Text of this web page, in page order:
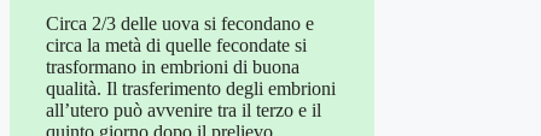
Circa 2/3 delle uova si fecondano e
circa la metà di quelle fecondate si
trasformano in embrioni di buona
qualità. Il trasferimento degli embrioni
all’utero può avvenire tra il terzo e il
quinto giorno dopo il prelievo